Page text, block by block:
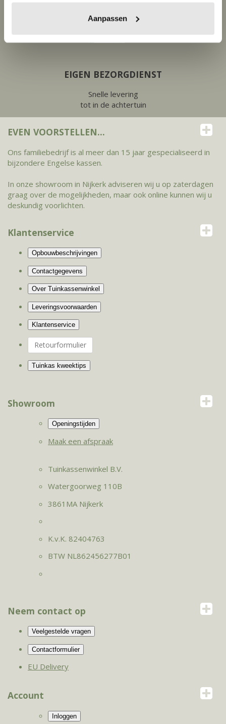
Aanpassen
EIGEN BEZORGDIENST
Snelle levering
tot in de achtertuin
EVEN VOORSTELLEN...
Ons familiebedrijf is al meer dan 15 jaar gespecialiseerd in
bijzondere Engelse kassen.
In onze showroom in Nijkerk adviseren wij u op zaterdagen
graag over de mogelijkheden, maar ook online kunnen wij u
deskundig voorlichten.
Klantenservice
Retourformulier
Showroom
Maak een afspraak
Tuinkassenwinkel B.V.
Watergoorweg 110B
3861MA Nijkerk
K.v.K. 82404763
BTW NL862456277B01
Neem contact op
EU Delivery
Account